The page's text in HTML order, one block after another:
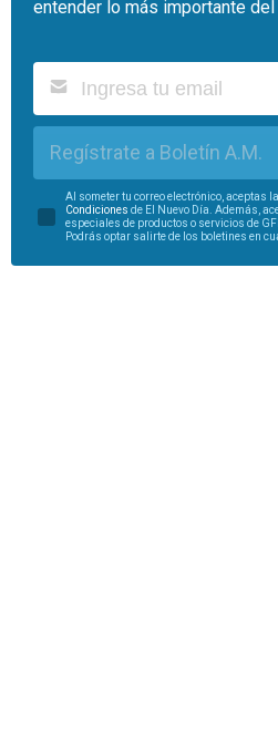
entender lo más importante del
Regístrate a Boletín A.M.
Al someter tu correo electrónico, aceptas la
Condiciones de El Nuevo Día. Además,
especiales de productos o servicios de
Podrás optar salirte de los boletines en